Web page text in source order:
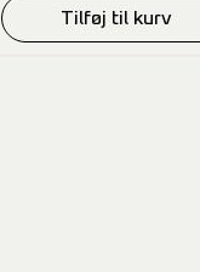
Tilføj til kurv